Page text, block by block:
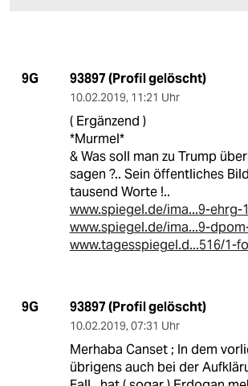
9G 93897 (Profil gelöscht)
10.02.2019, 11:21 Uhr
( Ergänzend )
*Murmel*
& Was soll man zu Trump
sagen ?.. Sein öffentliches
tausend Worte !..
www.spiegel.de/ima...9-ehrg-
www.spiegel.de/ima...9-
www.tagesspiegel.d...516/1-
9G 93897 (Profil gelöscht)
10.02.2019, 07:31 Uhr
Merhaba Canset ; In dem
übrigens auch bei der